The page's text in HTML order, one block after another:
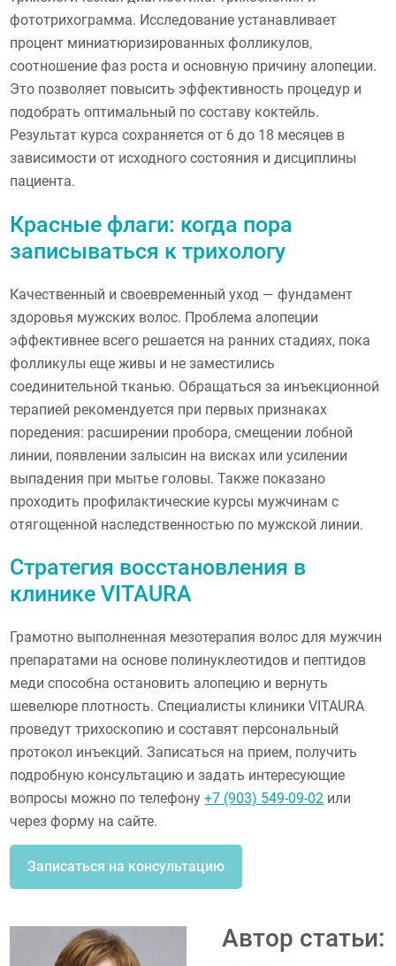
фототрихограмма. Исследование устанавливает
процент миниатюризированных фолликулов,
соотношение фаз роста и основную причину алопеции.
Это позволяет повысить эффективность процедур и
подобрать оптимальный по составу коктейль.
Результат курса сохраняется от 6 до 18 месяцев в
зависимости от исходного состояния и дисциплины
пациента.
Красные флаги: когда пора
записываться к трихологу
Качественный и своевременный уход — фундамент
здоровья мужских волос. Проблема алопеции
эффективнее всего решается на ранних стадиях, пока
фолликулы еще живы и не заместились
соединительной тканью. Обращаться за инъекционной
терапией рекомендуется при первых признаках
поредения: расширении пробора, смещении лобной
линии, появлении залысин на висках или усилении
выпадения при мытье головы. Также показано
проходить профилактические курсы мужчинам с
отягощенной наследственностью по мужской линии.
Стратегия восстановления в
клинике VITAURA
Грамотно выполненная мезотерапия волос для мужчин
препаратами на основе полинуклеотидов и пептидов
меди способна остановить алопецию и вернуть
шевелюре плотность. Специалисты клиники VITAURA
проведут трихоскопию и составят персональный
протокол инъекций. Записаться на прием, получить
подробную консультацию и задать интересующие
вопросы можно по телефону+7 (903) 549-09-02 или
через форму на сайте.
Записаться на консультацию
Автор статьи: